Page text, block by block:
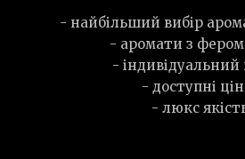
- найбільший вибір
- аромати з
- індивідуальний
- доступні
- люкс